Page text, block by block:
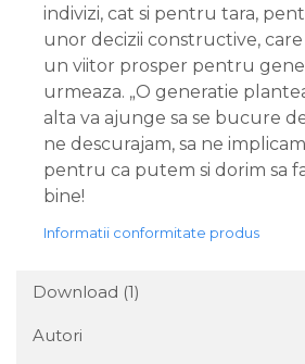
indivizi, cat si pentru tara,
unor decizii constructive,
un viitor prosper pentru
urmeaza. „O generatie
alta va ajunge sa se bucure
ne descurajam, sa ne
pentru ca putem si dorim sa
bine!
Informatii conformitate produs
Download (1)
Autori